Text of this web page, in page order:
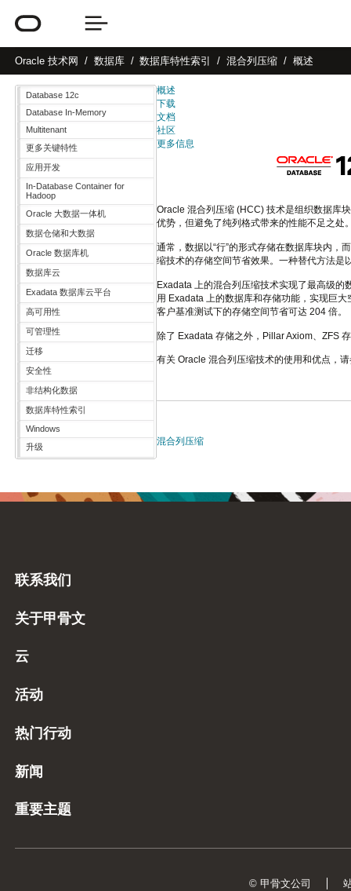
Oracle 技术网 数据库 数据库特性索引 混合列压缩 概述
Database 12c
Database In-Memory
Multitenant
更多关键特性
应用开发
In-Database Container for
Hadoop
Oracle 大数据一体机
数据仓储和大数据
Oracle 数据库机
数据库云
Exadata 数据库云平台
高可用性
可管理性
迁移
安全性
非结构化数据
数据库特性索引
Windows
升级
概述
下载
文档
社区
更多信息
Oracle 混合列压缩 (HCC) 技术是组织数据库
优势，但避免了纯列格式带来的性能不足之处
通常，数据以“行”的形式存储在数据库块内，
缩技术的存储空间节省效果。一种替代方法是
Exadata 上的混合列压缩技术实现了最高级
用 Exadata 上的数据库和存储功能，实现巨
客户基准测试下的存储空间节省可达 204 倍。
除了 Exadata 存储之外，Pillar Axiom、ZFS
有关 Oracle 混合列压缩技术的使用和优点，
混合列压缩
联系我们
关于甲骨文
云
活动
热门行动
新闻
重要主题
© 甲骨文公司